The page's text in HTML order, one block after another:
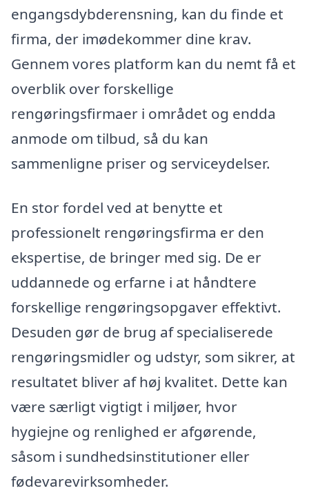
engangsdybderensning, kan du finde et
firma, der imødekommer dine krav.
Gennem vores platform kan du nemt få et
overblik over forskellige
rengøringsfirmaer i området og endda
anmode om tilbud, så du kan
sammenligne priser og serviceydelser.
En stor fordel ved at benytte et
professionelt rengøringsfirma er den
ekspertise, de bringer med sig. De er
uddannede og erfarne i at håndtere
forskellige rengøringsopgaver effektivt.
Desuden gør de brug af specialiserede
rengøringsmidler og udstyr, som sikrer, at
resultatet bliver af høj kvalitet. Dette kan
være særligt vigtigt i miljøer, hvor
hygiejne og renlighed er afgørende,
såsom i sundhedsinstitutioner eller
fødevarevirksomheder.